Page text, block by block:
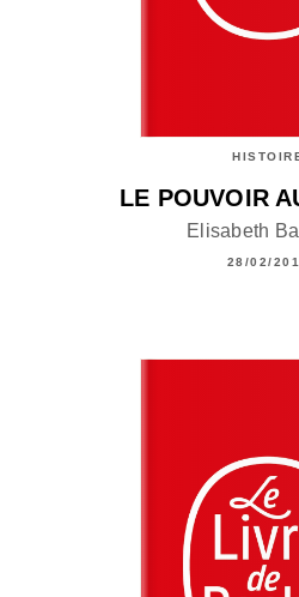
LE POUVOIR
Elisabeth
28/02/